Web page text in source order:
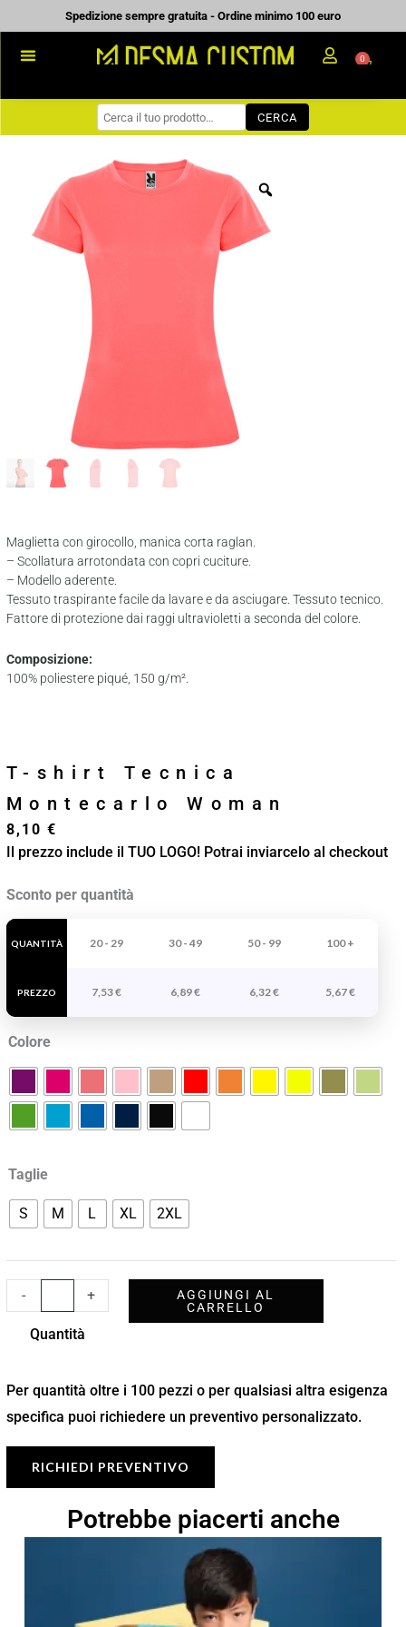
al
contenuto
Spedizione sempre gratuita - Ordine minimo 100 euro
WORKWEAR
COME ORDINARE
PREVENTIVI
CHI SIAMO
CONTATTI
0
CERCA
Maglietta con girocollo, manica corta raglan.
– Scollatura arrotondata con copri cuciture.
– Modello aderente.
Tessuto traspirante facile da lavare e da asciugare. Tessuto tecnico.
Fattore di protezione dai raggi ultravioletti a seconda del colore.
Composizione:
100% poliestere piqué, 150 g/m².
T-shirt Tecnica
Montecarlo Woman
8,10 €
Il prezzo include il TUO LOGO! Potrai inviarcelo al checkout
Sconto per quantità
QUANTITÀ
PREZZO
20 - 29 30 - 49 50 - 99 100 +
7,53€ 6,89€ 6,32€ 5,67€
Colore
Taglie
S M L XL 2XL
-
T-
shirt
Tecnica
Woman
quantità
+
AGGIUNGI AL
CARRELLO
Quantità
Per quantità oltre i 100 pezzi o per qualsiasi altra esigenza
specifica puoi richiedere un preventivo personalizzato.
RICHIEDI PREVENTIVO
Potrebbe piacerti anche
di
da
6,28 €